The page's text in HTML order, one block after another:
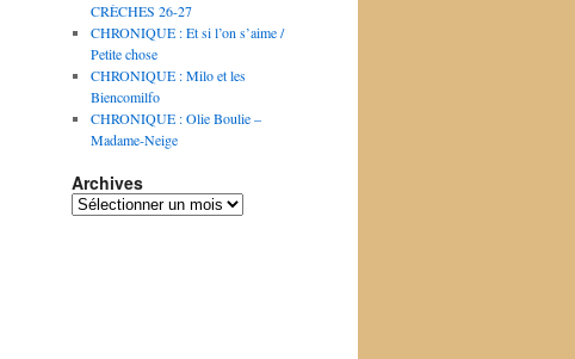
CRÈCHES 26-27
CHRONIQUE : Et si l’on s’aime /
Petite chose
CHRONIQUE : Milo et les
Biencomilfo
CHRONIQUE : Olie Boulie –
Madame-Neige
Archives
Archives